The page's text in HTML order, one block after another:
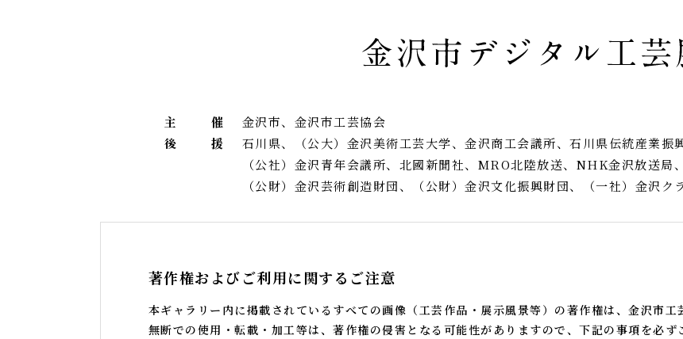
主 催
金沢市、金沢市工芸協会
後
援
石川県、（公大）金沢美術工芸大学、金沢商工会議所、石川県伝統産業振
（公社）金沢青年会議所、北國新聞社、MRO北陸放送、NHK金沢放送局
（公財）金沢芸術創造財団、（公財）金沢文化振興財団、（一社）金沢ク
著作権およびご利用に関するご注意
本ギャラリー内に掲載されているすべての画像（工芸作品・展示風景等）の著作権は、金沢市工
無断での使用・転載・加工等は、著作権の侵害となる可能性がありますので、下記の事項を必ず